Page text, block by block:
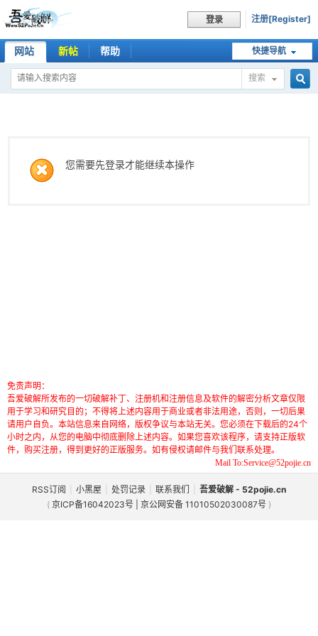
登录 注册[Register]
快捷导航
网站 新帖 帮助
搜索
您需要先登录才能继续本操作
免责声明：
吾爱破解所发布的一切破解补丁、注册机和注册信息及软件的解密分析文章仅限
用于学习和研究目的；不得将上述内容用于商业或者非法用途，否则，一切后果
请用户自负。本站信息来自网络，版权争议与本站无关。您必须在下载后的24个
小时之内，从您的电脑中彻底删除上述内容。如果您喜欢该程序，请支持正版软
件，购买注册，得到更好的正版服务。如有侵权请邮件与我们联系处理。
Mail To:Service@52pojie.cn
RSS订阅 小黑屋 处罚记录 联系我们
吾爱破解 - 52pojie.cn
( 京ICP备16042023号 | 京公网安备 11010502030087号 )